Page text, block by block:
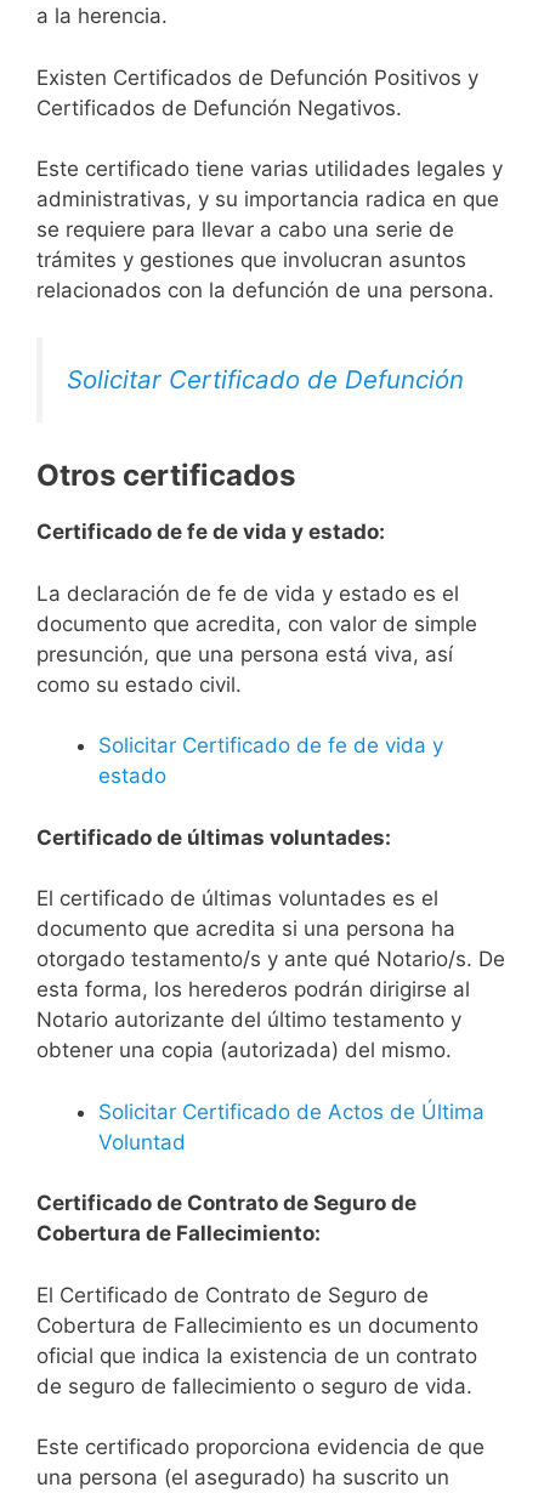
a la herencia.
Existen Certificados de Defunción Positivos y
Certificados de Defunción Negativos.
Este certificado tiene varias utilidades legales y
administrativas, y su importancia radica en que
se requiere para llevar a cabo una serie de
trámites y gestiones que involucran asuntos
relacionados con la defunción de una persona.
Solicitar Certificado de Defunción
Otros certificados
Certificado de fe de vida y estado:
La declaración de fe de vida y estado es el
documento que acredita, con valor de simple
presunción, que una persona está viva, así
como su estado civil.
Solicitar Certificado de fe de vida y
estado
Certificado de últimas voluntades:
El certificado de últimas voluntades es el
documento que acredita si una persona ha
otorgado testamento/s y ante qué Notario/s. De
esta forma, los herederos podrán dirigirse al
Notario autorizante del último testamento y
obtener una copia (autorizada) del mismo.
Solicitar Certificado de Actos de Última
Voluntad
Certificado de Contrato de Seguro de
Cobertura de Fallecimiento:
El Certificado de Contrato de Seguro de
Cobertura de Fallecimiento es un documento
oficial que indica la existencia de un contrato
de seguro de fallecimiento o seguro de vida.
Este certificado proporciona evidencia de que
una persona (el asegurado) ha suscrito un